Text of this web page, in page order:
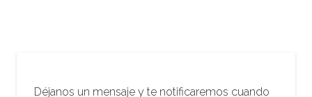
Déjanos un mensaje y te notificaremos cuando